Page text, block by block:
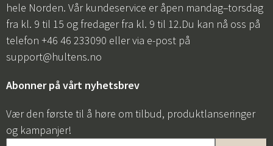
hele Norden. Vår kundeservice er åpen mandag–torsdag
fra kl. 9 til 15 og fredager fra kl. 9 til 12.Du kan nå oss på
telefon +46 46 233090 eller via e-post på
support@hultens.no
Abonner på vårt nyhetsbrev
Vær den første til å høre om tilbud, produktlanseringer
og kampanjer!